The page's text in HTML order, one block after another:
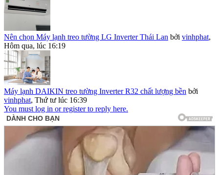
Nên chọn Máy lạnh treo tường LG Inverter Thái Lan bởi vinhphat,
Hôm qua, lúc 16:19
Máy lạnh DAIKIN treo tường Inverter R32 chất lượng bền bởi
vinhphat, Thứ tư lúc 16:39
You must log in or register to reply here.